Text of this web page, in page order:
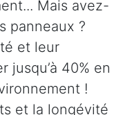
Mais avez-
panneaux ?
et leur
jusqu’à 40% en
!
et la longévité